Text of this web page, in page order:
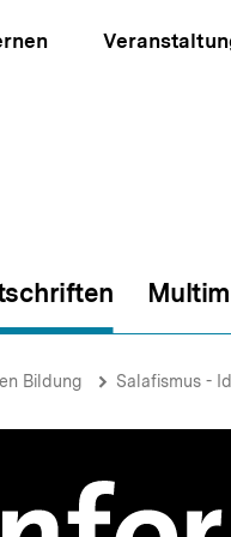
Bildung Salafismus -